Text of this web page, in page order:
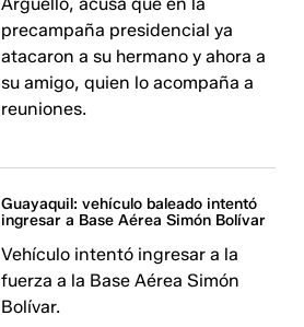
precampaña presidencial ya
atacaron a su hermano y ahora a
su amigo, quien lo acompaña a
reuniones.
Guayaquil: vehículo baleado intentó
ingresar a Base Aérea Simón Bolívar
Vehículo intentó ingresar a la
fuerza a la Base Aérea Simón
Bolívar.